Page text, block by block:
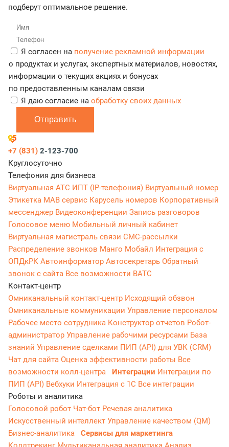
подберут оптимальное решение.
Я согласен на получение рекламной информации
о продуктах и услугах, экспертных материалов, новостях,
информации о текущих акциях и бонусах
по предоставленным каналам связи
Я даю согласие на обработку своих данных
Отправить
+7 (831) 2-123-700
Круглосуточно
Телефония для бизнеса
Виртуальная АТС ИПТ (IP-телефония) Виртуальный номер
Этикетка МАВ сервис Карусель номеров Корпоративный
мессенджер Видеоконференции Запись разговоров
Голосовое меню Мобильный личный кабинет
Виртуальная магистраль связи СМС-рассылки
Распределение звонков Манго Мобайл Интеграция с
ОПДкРК Автоинформатор Автосекретарь Обратный
звонок с сайта Все возможности ВАТС
Контакт-центр
Омниканальный контакт-центр Исходящий обзвон
Омниканальные коммуникации Управление персоналом
Рабочее место сотрудника Конструктор отчетов Робот-
администратор Управление рабочими ресурсами База
знаний Управление сделками ПИП (API) для УВК (CRM)
Чат для сайта Оценка эффективности работы Все
возможности колл-центра
Интеграции Интеграции по
ПИП (API) Вебхуки Интеграция с 1С Все интеграции
Роботы и аналитика
Голосовой робот Чат-бот Речевая аналитика
Искусственный интеллект Управление качеством (QM)
Бизнес-аналитика
Сервисы для маркетинга